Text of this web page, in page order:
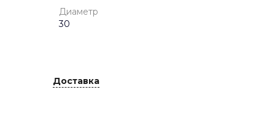
Диаметр
30
Доставка